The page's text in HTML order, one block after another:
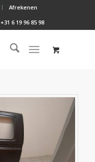
Afrekenen
+31 6 19 96 85 98